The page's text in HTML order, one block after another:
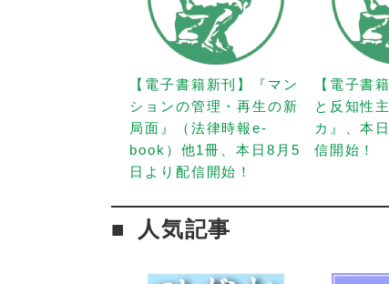
【電子書籍新刊】『マン
ションの管理・再生の新
局面』（法律時報e-
book）他1冊、本日8月5
日より配信開始！
【電子書
と反知性
カ』、本
信開始！
人気記事